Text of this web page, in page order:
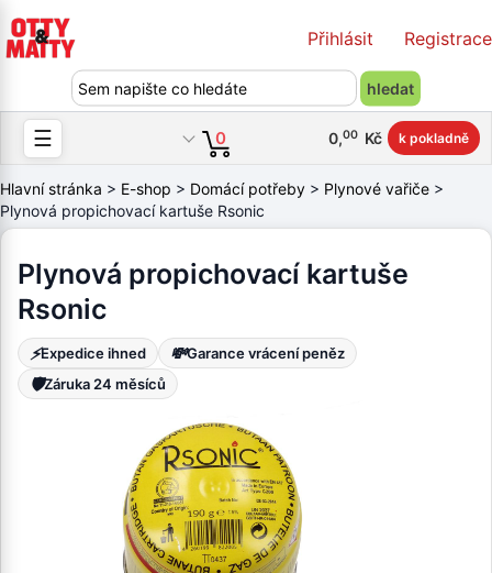
Přihlásit Registrace
☰ 0 0,00 Kč k pokladně
Hlavní stránka > E-shop > Domácí potřeby > Plynové vařiče >
Plynová propichovací kartuše Rsonic
Plynová propichovací kartuše
Rsonic
⚡Expedice ihned 💸Garance vrácení peněz
🛡️Záruka 24 měsíců